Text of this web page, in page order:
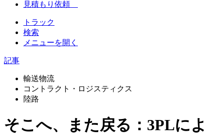
見積もり依頼
トラック
検索
メニューを開く
記事
輸送物流
コントラクト・ロジスティクス
陸路
そこへ、また戻る：3PLによ